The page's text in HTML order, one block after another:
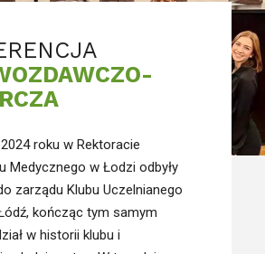
roku w Rektoracie
Medycznego w Łodzi odbyły
zarządu Klubu Uczelnianego
kończąc tym samym
w historii klubu i